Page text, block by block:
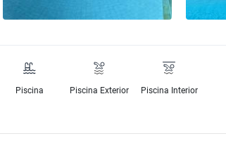
Piscina Piscina Exterior Piscina Interior